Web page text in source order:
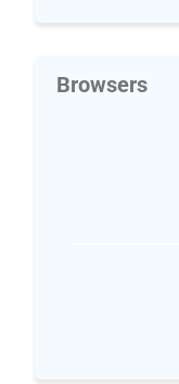
Browsers